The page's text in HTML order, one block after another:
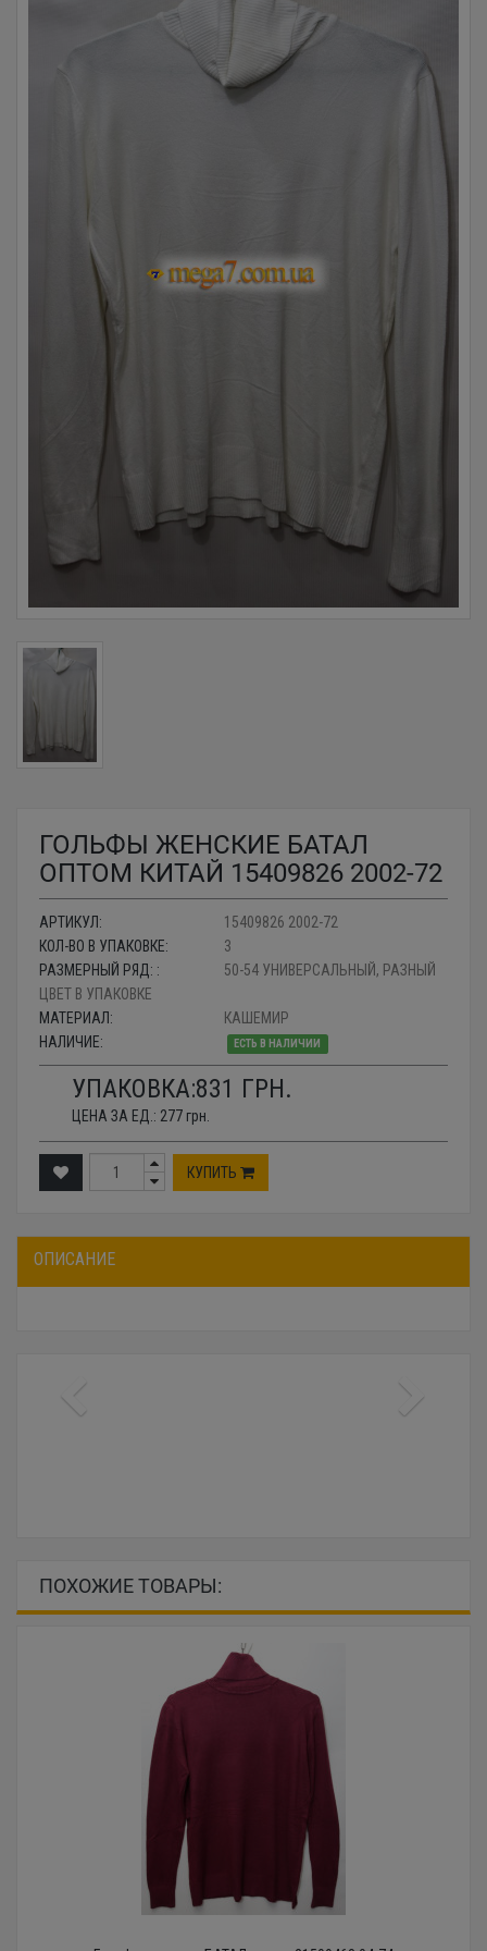
ГОЛЬФЫ ЖЕНСКИЕ БАТАЛ
ОПТОМ КИТАЙ 15409826 2002-72
АРТИКУЛ:
15409826 2002-72
КОЛ-ВО В УПАКОВКЕ:
3
РАЗМЕРНЫЙ РЯД: :
50-54 УНИВЕРСАЛЬНЫЙ, РАЗНЫЙ
ЦВЕТ В УПАКОВКЕ
МАТЕРИАЛ:
КАШЕМИР
НАЛИЧИЕ:
ЕСТЬ В НАЛИЧИИ
УПАКОВКА:831 ГРН.
ЦЕНА ЗА ЕД.: 277 грн.
КУПИТЬ
ОПИСАНИЕ
ПОХОЖИЕ ТОВАРЫ: